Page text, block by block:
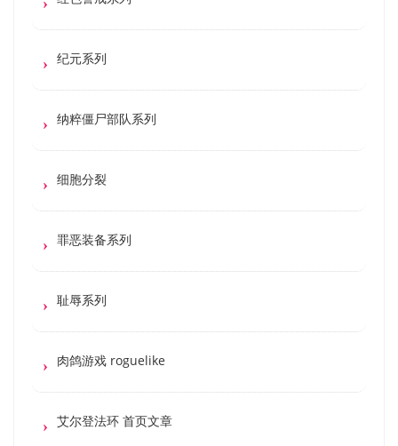
纪元系列
纳粹僵尸部队系列
细胞分裂
罪恶装备系列
耻辱系列
肉鸽游戏 roguelike
艾尔登法环 首页文章